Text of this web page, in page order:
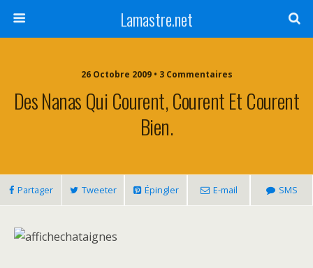
Lamastre.net
26 Octobre 2009 • 3 Commentaires
Des Nanas Qui Courent, Courent Et Courent
Bien.
Partager Tweeter Épingler E-mail SMS